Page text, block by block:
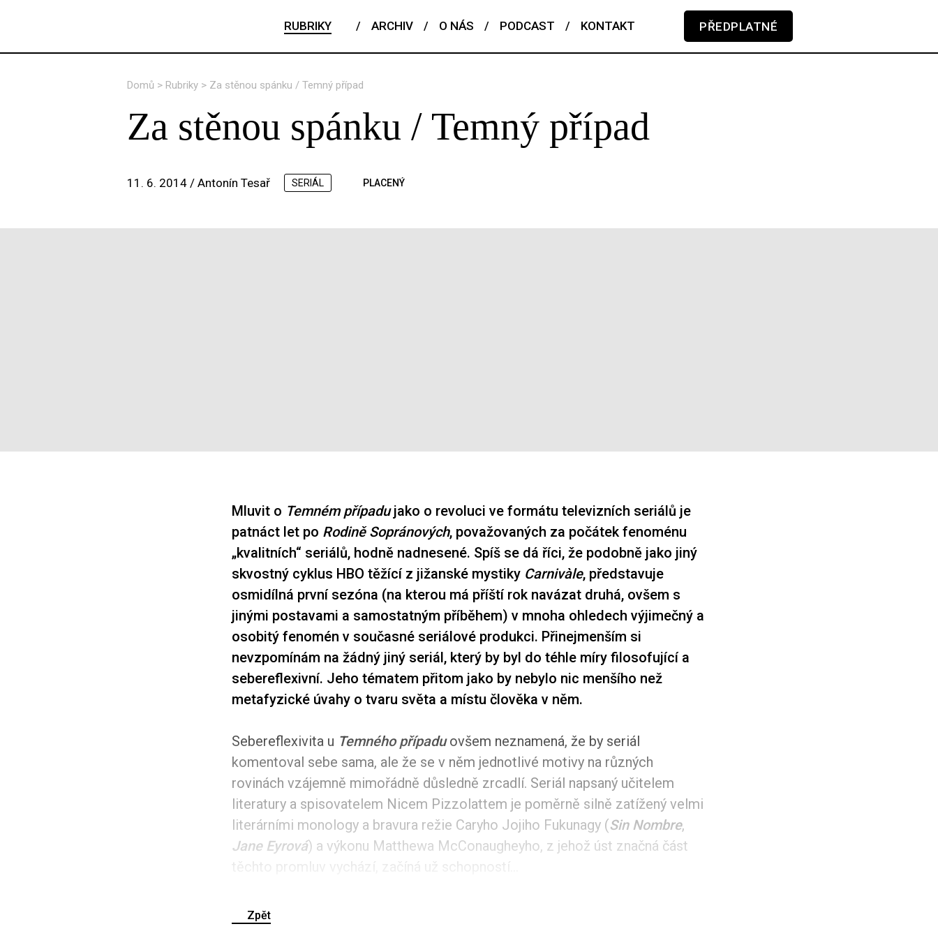
RUBRIKY / ARCHIV / O NÁS / PODCAST / KONTAKT PŘEDPLATNÉ
Domů > Rubriky > Za stěnou spánku / Temný případ
Za stěnou spánku / Temný případ
11. 6. 2014 / Antonín Tesař SERIÁL PLACENÝ
Mluvit o Temném případujako o revoluci ve formátu televizních seriálů je
patnáct let po Rodině Sopránových, považovaných za počátek fenoménu
„kvalitních“ seriálů, hodně nadnesené. Spíš se dá říci, že podobně jako jiný
skvostný cyklus HBO těžící z jižanské mystiky Carnivàle, představuje
osmidílná první sezóna (na kterou má příští rok navázat druhá, ovšem s
jinými postavami a samostatným příběhem) v mnoha ohledech výjimečný a
osobitý fenomén v současné seriálové produkci. Přinejmenším si
nevzpomínám na žádný jiný seriál, který by byl do téhle míry filosofující a
sebereflexivní. Jeho tématem přitom jako by nebylo nic menšího než
metafyzické úvahy o tvaru světa a místu člověka v něm.
Sebereflexivita u Temného případuovšem neznamená, že by seriál
komentoval sebe sama, ale že se v něm jednotlivé motivy na různých
rovinách vzájemně mimořádně důsledně zrcadlí. Seriál napsaný učitelem
literatury a spisovatelem Nicem Pizzolattem je poměrně silně zatížený velmi
literárními monology a bravura režie Caryho Jojiho Fukunagy (Sin Nombre,
Jane Eyrová) a výkonu Matthewa McConaugheyho, z jehož úst značná část
těchto promluv vychází, začíná už schopností...
Zpět